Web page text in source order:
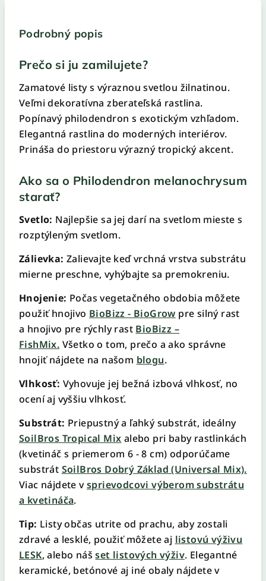
Podrobný popis
Prečo si ju zamilujete?
Zamatové listy s výraznou svetlou žilnatinou.
Veľmi dekoratívna zberateľská rastlina.
Popínavý philodendron s exotickým vzhľadom.
Elegantná rastlina do moderných interiérov.
Prináša do priestoru výrazný tropický akcent.
Ako sa o Philodendron melanochrysum
starať?
Svetlo: Najlepšie sa jej darí na svetlom mieste s
rozptýleným svetlom.
Zálievka: Zalievajte keď vrchná vrstva substrátu
mierne preschne, vyhýbajte sa premokreniu.
Hnojenie: Počas vegetačného obdobia môžete
použiť hnojivo BioBizz - BioGrow pre silný rast
a hnojivo pre rýchly rast BioBizz –
FishMix. Všetko o tom, prečo a ako správne
hnojiť nájdete na našom blogu.
Vlhkosť: Vyhovuje jej bežná izbová vlhkosť, no
ocení aj vyššiu vlhkosť.
Substrát: Priepustný a ľahký substrát, ideálny
SoilBros Tropical Mix alebo pri baby rastlinkách
(kvetináč s priemerom 6 - 8 cm) odporúčame
substrát SoilBros Dobrý Základ (Universal Mix).
Viac nájdete vsprievodcovi výberom substrátu
a kvetináča.
Tip: Listy občas utrite od prachu, aby zostali
zdravé a lesklé, použiť môžete aj listovú výživu
LESK, alebo nášset listových výživ. Elegantné
keramické, betónové aj iné obaly nájdete v